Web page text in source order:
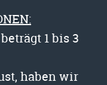
1 bis 3
haben wir